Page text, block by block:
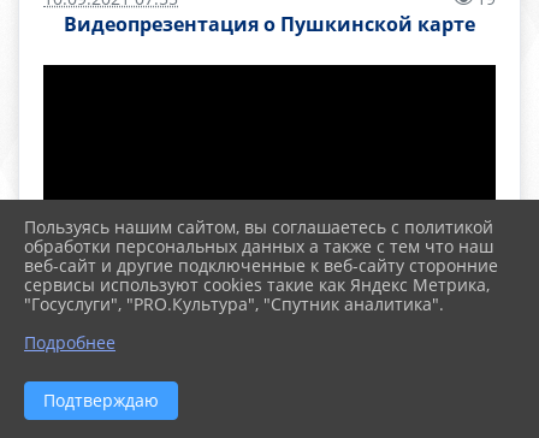
Видеопрезентация о Пушкинской карте
2026 г. school97-ufa.ru
Пользуясь нашим сайтом, вы соглашаетесь с политикой
обработки персональных данных а также с тем что наш
веб-сайт и другие подключенные к веб-сайту сторонние
сервисы используют cookies такие как Яндекс Метрика,
"Госуслуги", "PRO.Культура", "Спутник аналитика".
Подробнее
Подтверждаю